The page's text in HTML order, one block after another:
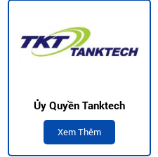
Ủy Quyền Tanktech
Xem Thêm